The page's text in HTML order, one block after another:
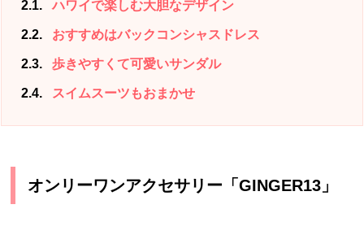
2.1 ハワイで楽しむ大胆なデザイン
2.2 おすすめはバックコンシャスドレス
2.3 歩きやすくて可愛いサンダル
2.4 スイムスーツもおまかせ
オンリーワンアクセサリー「GINGER13」